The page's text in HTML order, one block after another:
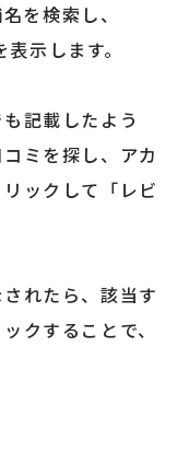
を検索し、
示します。
記載したよう
ミを探し、アカ
ックして「レビ
れたら、該当す
クすることで、